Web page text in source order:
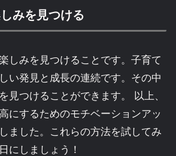
みを見つける
しみを見つけることです。子育て
い発見と成長の連続です。その中
見つけることができます。 以上、
にするためのモチベーションアッ
ました。これらの方法を試してみ
にしましょう！